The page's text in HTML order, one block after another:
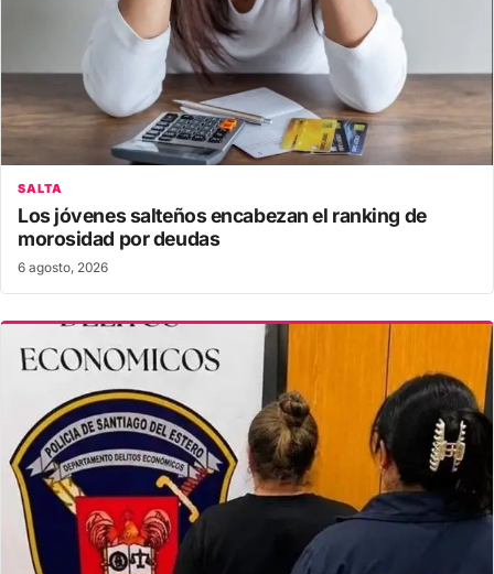
SALTA
Los jóvenes salteños encabezan el ranking de
morosidad por deudas
6 agosto, 2026